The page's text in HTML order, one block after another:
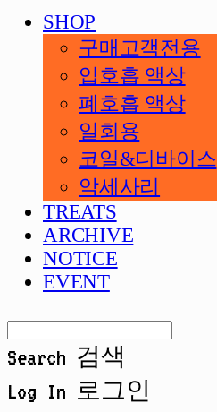
SHOP
구매고객전용
입호흡 액상
폐호흡 액상
일회용
코일&디바이스
악세사리
TREATS
ARCHIVE
NOTICE
EVENT
Search 검색
Log In 로그인